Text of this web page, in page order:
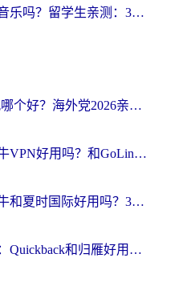
国外能用网易云音乐吗？留学生亲测：3步解决海外听歌难题
Quickback和云帆哪个好？海外党2026亲测指南：选对加速器大陆工具，无缝刷国内剧玩国服
海外党必看：斧牛VPN好用吗？和GoLinkVPN对比哪个回国效果更好？
海外党必看：斧牛和夏时国际好用吗？3步选对回国加速器，无缝刷国内资源
海外党踩坑指南：Quickback和归雁好用吗？选对加速器才能无缝刷国内资源